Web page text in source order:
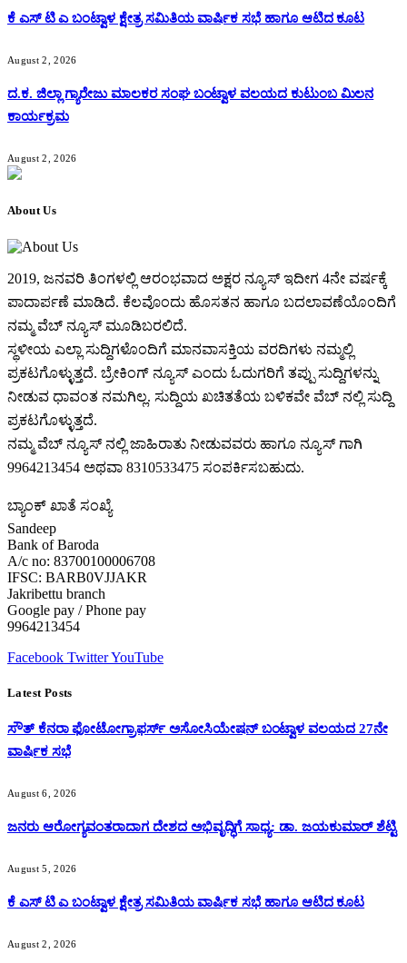
ಕೆ ಎಸ್ ಟಿ ಎ ಬಂಟ್ವಾಳ ಕ್ಷೇತ್ರ ಸಮಿತಿಯ ವಾರ್ಷಿಕ ಸಭೆ ಹಾಗೂ ಆಟಿದ ಕೂಟ
August 2, 2026
ದ.ಕ. ಜಿಲ್ಲಾ ಗ್ಯಾರೇಜು ಮಾಲಕರ ಸಂಘ ಬಂಟ್ವಾಳ ವಲಯದ ಕುಟುಂಬ ಮಿಲನ
ಕಾರ್ಯಕ್ರಮ
August 2, 2026
About Us
2019, ಜನವರಿ‌ ತಿಂಗಳಲ್ಲಿ ಆರಂಭವಾದ ಅಕ್ಷರ ನ್ಯೂಸ್ ಇದೀಗ 4ನೇ ವರ್ಷಕ್ಕೆ
ಪಾದಾರ್ಪಣೆ ಮಾಡಿದೆ. ಕೆಲವೊಂದು ಹೊಸತನ ಹಾಗೂ ಬದಲಾವಣೆಯೊಂದಿಗೆ
ನಮ್ಮ ವೆಬ್ ನ್ಯೂಸ್ ಮೂಡಿಬರಲಿದೆ.
ಸ್ಥಳೀಯ ಎಲ್ಲಾ ಸುದ್ದಿಗಳೊಂದಿಗೆ ಮಾನವಾಸಕ್ತಿಯ ವರದಿಗಳು ನಮ್ಮಲ್ಲಿ
ಪ್ರಕಟಗೊಳ್ಳುತ್ತದೆ. ಬ್ರೇಕಿಂಗ್ ನ್ಯೂಸ್ ಎಂದು ಓದುಗರಿಗೆ ತಪ್ಪು ಸುದ್ದಿಗಳನ್ನು
ನೀಡುವ ಧಾವಂತ ನಮಗಿಲ್ಲ. ಸುದ್ದಿಯ ಖಚಿತತೆಯ ಬಳಿಕವೇ ವೆಬ್ ನಲ್ಲಿ ಸುದ್ದಿ
ಪ್ರಕಟಗೊಳ್ಳುತ್ತದೆ.
ನಮ್ಮ ವೆಬ್ ನ್ಯೂಸ್ ನಲ್ಲಿ ಜಾಹಿರಾತು ನೀಡುವವರು ಹಾಗೂ ನ್ಯೂಸ್ ಗಾಗಿ
9964213454 ಅಥವಾ 8310533475 ಸಂಪರ್ಕಿಸಬಹುದು.
ಬ್ಯಾಂಕ್ ಖಾತೆ ಸಂಖ್ಯೆ
Sandeep
Bank of Baroda
A/c no: 83700100006708
IFSC: BARB0VJJAKR
Jakribettu branch
Google pay / Phone pay
9964213454
Facebook TwitterYouTube
Latest Posts
ಸೌತ್ ಕೆನರಾ ಫೋಟೋಗ್ರಾಫರ್ಸ್ ಅಸೋಸಿಯೇಷನ್ ಬಂಟ್ವಾಳ ವಲಯದ 27ನೇ
ವಾರ್ಷಿಕ ಸಭೆ
August 6, 2026
ಜನರು ಆರೋಗ್ಯವಂತರಾದಾಗ ದೇಶದ ಅಭಿವೃದ್ಧಿಗೆ ಸಾಧ್ಯ: ಡಾ. ಜಯಕುಮಾರ್ ಶೆಟ್ಟಿ
August 5, 2026
ಕೆ ಎಸ್ ಟಿ ಎ ಬಂಟ್ವಾಳ ಕ್ಷೇತ್ರ ಸಮಿತಿಯ ವಾರ್ಷಿಕ ಸಭೆ ಹಾಗೂ ಆಟಿದ ಕೂಟ
August 2, 2026